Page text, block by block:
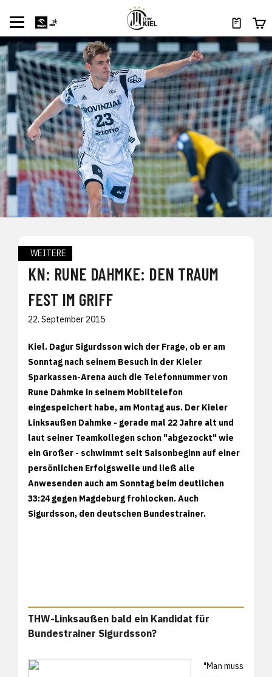
WEITERE
KN: RUNE DAHMKE: DEN TRAUM
FEST IM GRIFF
22. September 2015
Kiel. Dagur Sigurdsson wich der Frage, ob er am
Sonntag nach seinem Besuch in der Kieler
Sparkassen-Arena auch die Telefonnummer von
Rune Dahmke in seinem Mobiltelefon
eingespeichert habe, am Montag aus. Der Kieler
Linksaußen Dahmke - gerade mal 22 Jahre alt und
laut seiner Teamkollegen schon "abgezockt" wie
ein Großer - schwimmt seit Saisonbeginn auf einer
persönlichen Erfolgswelle und ließ alle
Anwesenden auch am Sonntag beim deutlichen
33:24 gegen Magdeburg frohlocken. Auch
Sigurdsson, den deutschen Bundestrainer.
THW-Linksaußen bald ein Kandidat für
Bundestrainer Sigurdsson?
"Man muss